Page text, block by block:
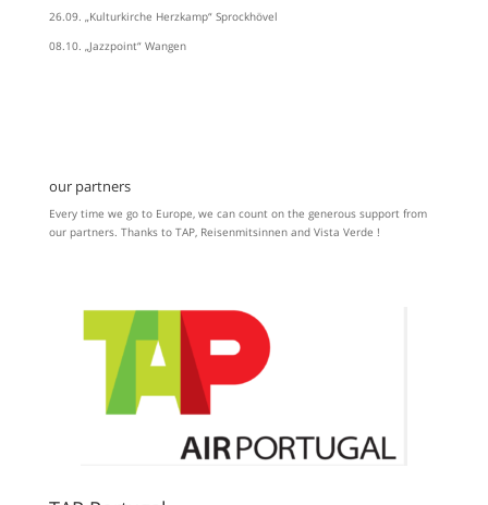
26.09. „Kulturkirche Herzkamp“ Sprockhövel
08.10. „Jazzpoint“ Wangen
our partners
Every time we go to Europe, we can count on the generous support from
our partners. Thanks to TAP, Reisenmitsinnen and Vista Verde !